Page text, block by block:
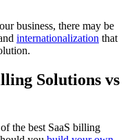
business, there may be
internationalization that
Solutions vs
the best SaaS billing